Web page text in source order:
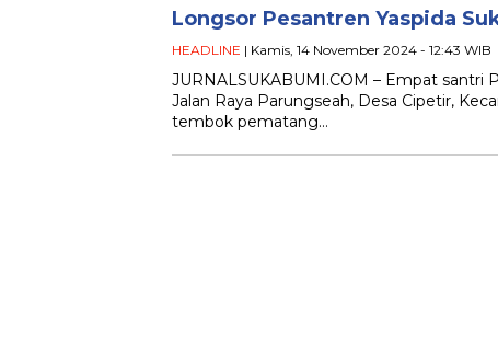
Longsor Pesantren Yaspida
HEADLINE | Kamis, 14 November 2024 - 12:43 WIB
JURNALSUKABUMI.COM – Empat santri
Jalan Raya Parungseah, Desa Cipetir,
tembok pematang…